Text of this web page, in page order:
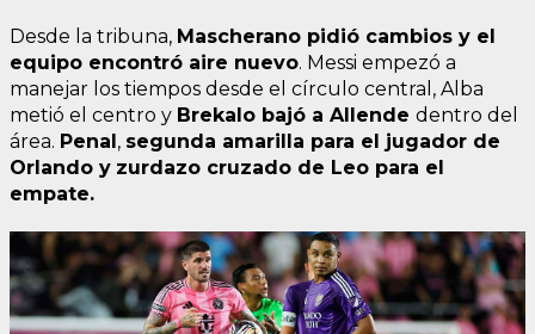
Desde la tribuna, Mascherano pidió cambios y el
equipo encontró aire nuevo. Messi empezó a
manejar los tiempos desde el círculo central, Alba
metió el centro y Brekalo bajó a Allende dentro del
área. Penal, segunda amarilla para el jugador de
Orlando y zurdazo cruzado de Leo para el
empate.